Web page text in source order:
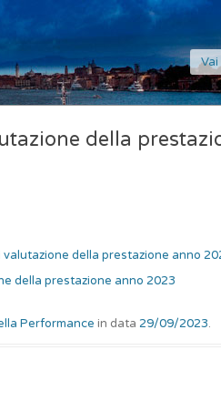
della
della prestazione anno
della prestazione anno 2023
Performance in data 29/09/2023.